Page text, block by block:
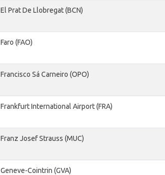
El Prat De Llobregat (BCN)
Faro (FAO)
Francisco Sá Carneiro (OPO)
Frankfurt International Airport (FRA)
Franz Josef Strauss (MUC)
Geneve-Cointrin (GVA)